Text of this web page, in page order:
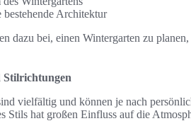
Architektur
dazu bei, einen Wintergarten zu
Stilrichtungen
vielfältig und können je nach
Stils hat großen Einfluss auf die